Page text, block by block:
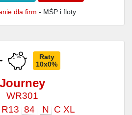
dla firm - MŚP i floty
Raty
10x0%
Journey
WR301
84 N C XL